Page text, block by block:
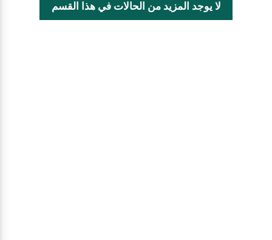
لا يوجد المزيد من الحالات في هذا القسم